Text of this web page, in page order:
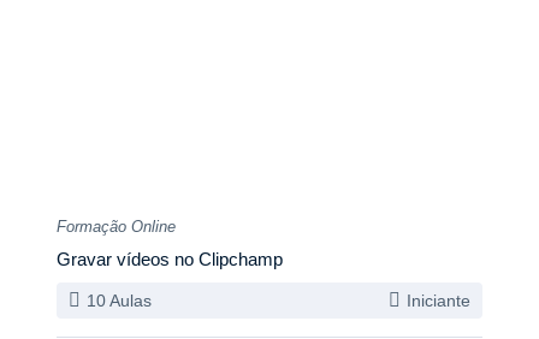
Formação Online
Gravar vídeos no Clipchamp
10 Aulas Iniciante